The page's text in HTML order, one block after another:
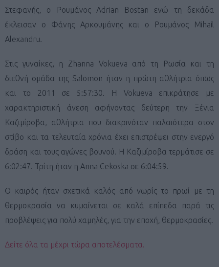
Στεφανής, ο Ρουμάνος Adrian Bostan ενώ τη δεκάδα
έκλεισαν ο Φάνης Αρκουμάνης και ο Ρουμάνος Mihail
Alexandru.
Στις γυναίκες, η Zhanna Vokueva από τη Ρωσία και τη
διεθνή ομάδα της Salomon ήταν η πρώτη αθλήτρια όπως
και το 2011 σε 5:57:30. Η Vokueva επικράτησε με
χαρακτηριστική άνεση αφήνοντας δεύτερη την Ξένια
Καζιμίροβα, αθλήτρια που διακρινόταν παλαιότερα στον
στίβο και τα τελευταία χρόνια έχει επιστρέψει στην ενεργό
δράση και τους αγώνες βουνού. Η Καζιμίροβα τερμάτισε σε
6:02:47. Τρίτη ήταν η Anna Cekoska σε 6:04:59.
Ο καιρός ήταν σχετικά καλός από νωρίς το πρωί με τη
θερμοκρασία να κυμαίνεται σε καλά επίπεδα παρά τις
προβλέψεις για πολύ χαμηλές, για την εποχή, θερμοκρασίες.
Δείτε όλα τα μέχρι τώρα αποτελέσματα.